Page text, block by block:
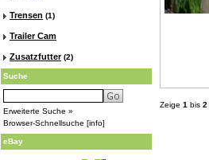
Trensen (1)
Trailer Cam
Zusatzfutter (2)
Suche
Erweiterte Suche »
Browser-Schnellsuche [info]
eBay
Zeige 1 bis 2